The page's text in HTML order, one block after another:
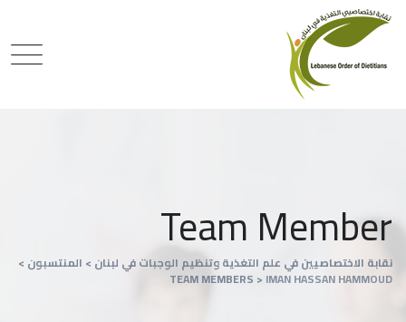
Team Member
نقابة الاختصاصيين في علم التغذية وتنظيم الوجبات في لبنان > المنتسبون >
TEAM MEMBERS > IMAN HASSAN HAMMOUD